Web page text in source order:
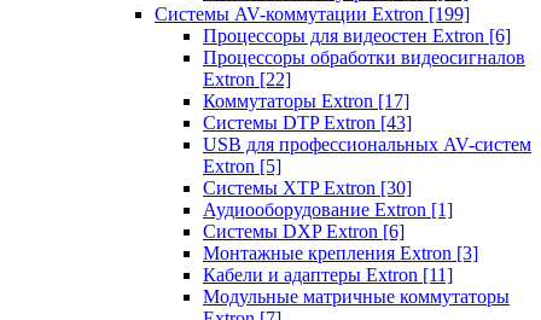
Системы AV-коммутации Extron [199]
Процессоры для видеостен Extron [6]
Процессоры обработки видеосигналов
Extron [22]
Коммутаторы Extron [17]
Системы DTP Extron [43]
USB для профессиональных AV-систем
Extron [5]
Системы XTP Extron [30]
Аудиооборудование Extron [1]
Системы DXP Extron [6]
Монтажные крепления Extron [3]
Кабели и адаптеры Extron [11]
Модульные матричные коммутаторы